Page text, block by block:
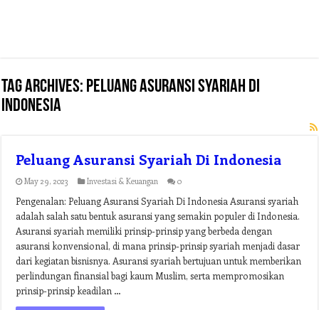
Tag Archives: peluang asuransi syariah di
indonesia
Peluang Asuransi Syariah Di Indonesia
May 29, 2023 Investasi & Keuangan 0
Pengenalan: Peluang Asuransi Syariah Di Indonesia Asuransi syariah
adalah salah satu bentuk asuransi yang semakin populer di Indonesia.
Asuransi syariah memiliki prinsip-prinsip yang berbeda dengan
asuransi konvensional, di mana prinsip-prinsip syariah menjadi dasar
dari kegiatan bisnisnya. Asuransi syariah bertujuan untuk memberikan
perlindungan finansial bagi kaum Muslim, serta mempromosikan
prinsip-prinsip keadilan …